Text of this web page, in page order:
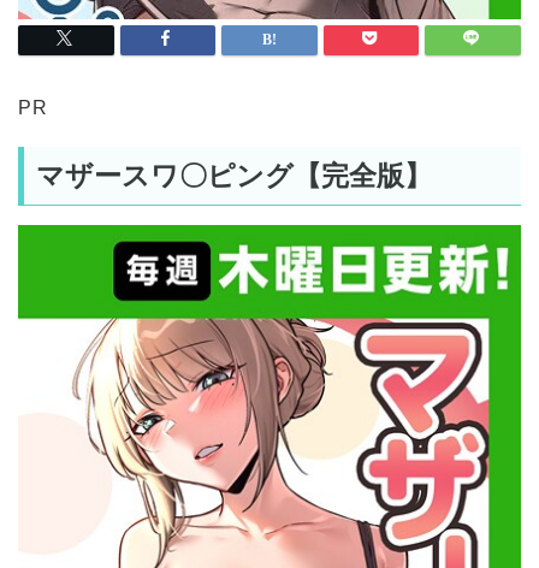
PR
マザースワ〇ピング【完全版】